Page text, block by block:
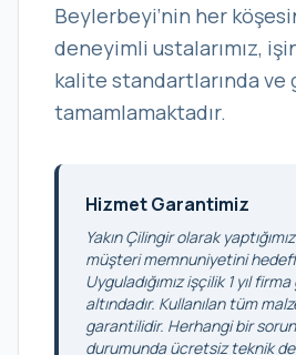
Beylerbeyi’nin her
deneyimli ustalarımız,
kalite standartlarında ve
tamamlamaktadır.
Hizmet Garantimiz
Yakın Çilingir olarak
müşteri memnuniyetini
Uyguladığımız işçilik 1 yıl
altındadır. Kullanılan tüm
garantilidir. Herhangi bir
durumunda ücretsiz teknik